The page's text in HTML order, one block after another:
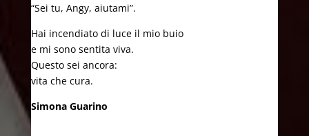
“Sei tu, Angy, aiutami”.
Hai incendiato di luce il mio buio
e mi sono sentita viva.
Questo sei ancora:
vita che cura.
Simona Guarino